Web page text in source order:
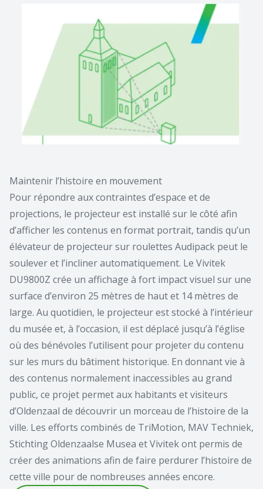
Maintenir l’histoire en mouvement
Pour répondre aux contraintes d’espace et de
projections, le projecteur est installé sur le côté afin
d’afficher les contenus en format portrait, tandis qu’un
élévateur de projecteur sur roulettes Audipack peut le
soulever et l’incliner automatiquement. Le Vivitek
DU9800Z crée un affichage à fort impact visuel sur une
surface d’environ 25 mètres de haut et 14 mètres de
large. Au quotidien, le projecteur est stocké à l’intérieur
du musée et, à l’occasion, il est déplacé jusqu’à l’église
où des bénévoles l’utilisent pour projeter du contenu
sur les murs du bâtiment historique. En donnant vie à
des contenus normalement inaccessibles au grand
public, ce projet permet aux habitants et visiteurs
d’Oldenzaal de découvrir un morceau de l’histoire de la
ville. Les efforts combinés de TriMotion, MAV Techniek,
Stichting Oldenzaalse Musea et Vivitek ont permis de
créer des animations afin de faire perdurer l’histoire de
cette ville pour de nombreuses années encore.